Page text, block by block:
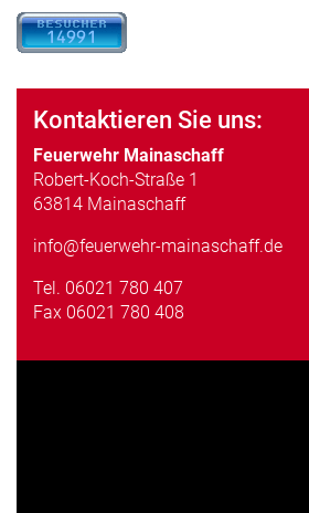
Kontaktieren Sie uns:
Feuerwehr Mainaschaff
Robert-Koch-Straße 1
63814 Mainaschaff
info@feuerwehr-mainaschaff.de
Tel. 06021 780 407
Fax 06021 780 408